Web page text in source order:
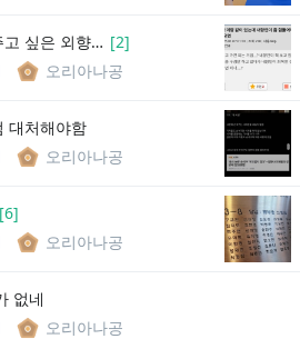
내향인을 회복시켜주고 싶은 외향인 [2]
오리아나공
대처해야함
오리아나공
[6]
오리아나공
없네
오리아나공